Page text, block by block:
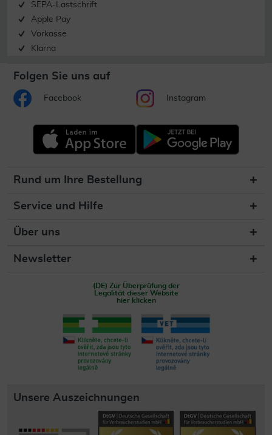
SEPA-Lastschrift
Apple Pay
Vorkasse
Klarna
Folgen Sie uns auf
Facebook Instagram
Rund um Ihre Bestellung
Service und Hilfe
Über uns
Newsletter
(DE) Zur Überprüfung der
Legalität dieser Website
hier klicken
Unsere Auszeichnungen